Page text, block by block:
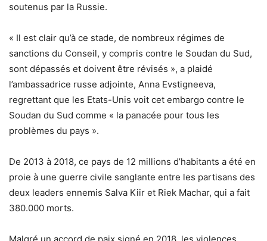
soutenus par la Russie.
« Il est clair qu’à ce stade, de nombreux régimes de
sanctions du Conseil, y compris contre le Soudan du Sud,
sont dépassés et doivent être révisés », a plaidé
l’ambassadrice russe adjointe, Anna Evstigneeva,
regrettant que les Etats-Unis voit cet embargo contre le
Soudan du Sud comme « la panacée pour tous les
problèmes du pays ».
De 2013 à 2018, ce pays de 12 millions d’habitants a été en
proie à une guerre civile sanglante entre les partisans des
deux leaders ennemis Salva Kiir et Riek Machar, qui a fait
380.000 morts.